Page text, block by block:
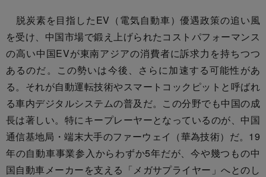
脱炭素を目指したEV（電気自動車）優遇政策の追い風
を受け、中国市場で鍛え上げられたコストパフォーマンス
の高い中国EVが東南アジアの消費者に訴求力を持ちつつ
あるのだ。この勢いは今後、さらに加速する可能性があ
る。それが自動運転技術やスマートコックピットと呼ばれ
る車内デジタルシステムの普及だ。この分野でも中国の成
長は著しい。特にキープレーヤーとなっているのが、中国
通信基地局・端末大手のファーウェイ（華為技術）だ。19
年の自動車事業参入からわずか5年だが、今や幾つもの中
国自動車メーカーを支える「メガサプライヤー」へとのし